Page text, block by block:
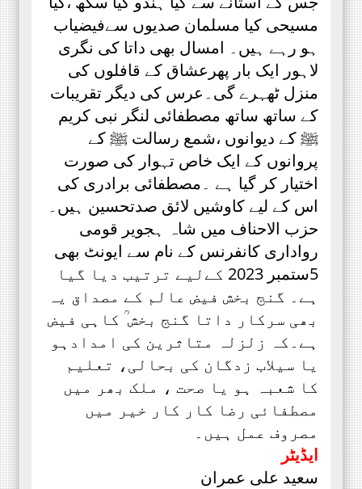
مسیحی کیا مسلمان صدیوں سےفیضیاب
ہو رہے ہیں۔ امسال بھی داتا کی نگری
لاہور ایک بار پھرعشاق کے قافلوں کی
منزل ٹھہرے گی۔عرس کی دیگر تقریبات
کے ساتھ ساتھ مصطفائی لنگر نبی کریم
ﷺ کے دیوانوں ،شمع رسالت ﷺ کے
پروانوں کے ایک خاص تہوار کی صورت
اختیار کر گیا ہے ۔مصطفائی برادری کی
اس کے لیے کاوشیں لائق صدتحسین ہیں۔
حزب الاحناف میں شاہ ہجویر قومی
رواداری کانفرنس کے نام سے ایونٹ بھی
5ستمبر 2023 کےلیے ترتیب دیا گیا
ہے۔ گنج بخش فیض عالم کے مصداق یہ
بھی سرکار داتا گنج بخش ؒ کاہی فیض
ہے۔کہ زلزلہ متاثرین کی امدادہو
یا سیلاب زدگان کی بحالی، تعلیم
کا شعبہ ہو یا صحت ، ملک بھر میں
مصطفائی رضا کار کار خیر میں
مصروف عمل ہیں۔
ایڈیٹر
سعید علی عمران